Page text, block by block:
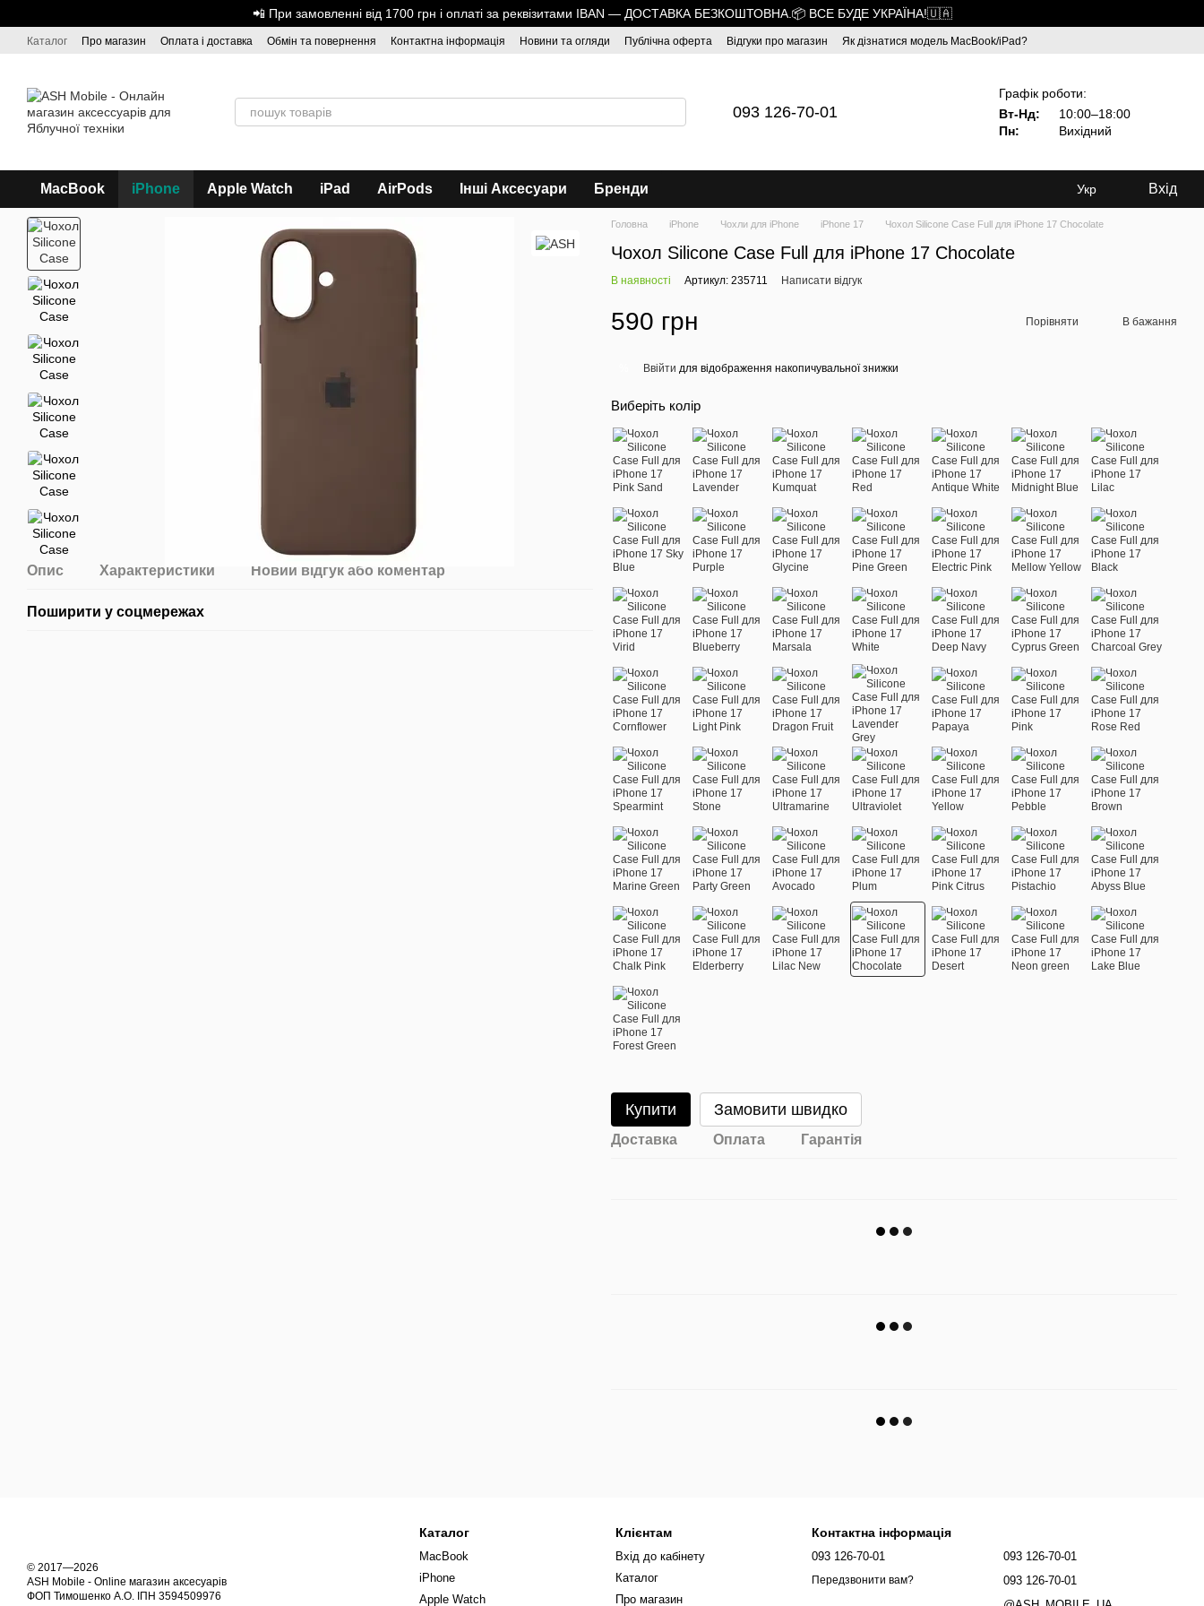
📲 При замовленні від 1700 грн і оплаті за реквізитами IBAN — ДОСТАВКА БЕЗКОШТОВНА.📦 ВСЕ БУДЕ УКРАЇНА!🇺🇦
Каталог Про магазин Оплата і доставка Обмін та повернення Контактна інформація Новини та огляди Публічна оферта Відгуки про магазин
Як дізнатися модель MacBook/iPad?
093 126-70-01
Графік роботи:
Вт-Нд:
10:00–18:00
Пн:
Вихідний
MacBook iPhone Apple Watch iPad AirPods Інші Аксесуари Бренди Укр Вхід
Опис Характеристики Новий відгук або коментар
Поширити у соцмережах
Головна iPhone Чохли для iPhone iPhone 17 Чохол Silicone Case Full для iPhone 17 Chocolate
Чохол Silicone Case Full для iPhone 17 Chocolate
В наявності Артикул: 235711 Написати відгук
590 грн Порівняти В бажання
Ввійти для відображення накопичувальної знижки
Виберіть колір
Купити Замовити швидко
Доставка Оплата Гарантія
© 2017—2026
ASH Mobile - Online магазин аксесуарів
ФОП Тимошенко А.О. ІПН 3594509976
Каталог
MacBook
iPhone
Apple Watch
Клієнтам
Вхід до кабінету
Каталог
Про магазин
Контактна інформація
093 126-70-01
Передзвонити вам?
093 126-70-01
093 126-70-01